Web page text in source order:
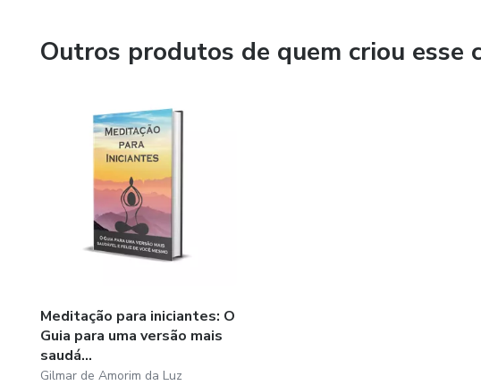
Outros produtos de quem criou esse
Meditação para iniciantes: O
Guia para uma versão mais
saudá...
Gilmar de Amorim da Luz